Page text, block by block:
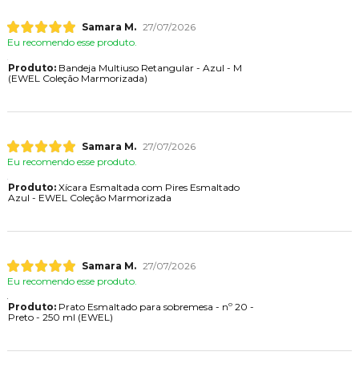
Samara M. 27/07/2026
Eu recomendo esse produto.
Produto:Bandeja Multiuso Retangular - Azul - M
(EWEL Coleção Marmorizada)
Samara M. 27/07/2026
Eu recomendo esse produto.
Produto:Xícara Esmaltada com Pires Esmaltado
Azul - EWEL Coleção Marmorizada
Samara M. 27/07/2026
Eu recomendo esse produto.
Produto:Prato Esmaltado para sobremesa - nº 20 -
Preto - 250 ml (EWEL)